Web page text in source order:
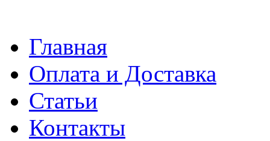
Главная
Оплата и Доставка
Статьи
Контакты